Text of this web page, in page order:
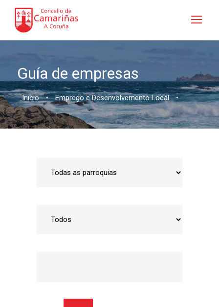
Guía de empresas
Inicio • Emprego e Desenvolvemento Local •